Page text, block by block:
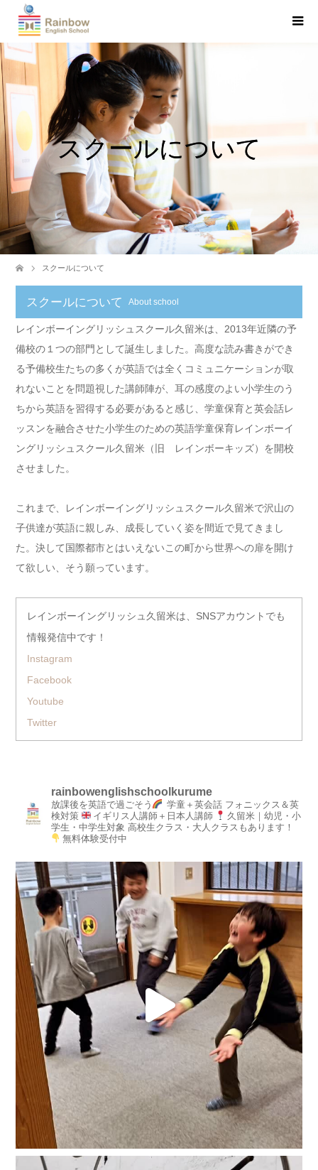
スクールについて
スクールについて
スクールについて About school
レインボーイングリッシュスクール久留米は、2013年近隣の予
備校の１つの部門として誕生しました。高度な読み書きができ
る予備校生たちの多くが英語では全くコミュニケーションが取
れないことを問題視した講師陣が、耳の感度のよい小学生のう
ちから英語を習得する必要があると感じ、学童保育と英会話レ
ッスンを融合させた小学生のための英語学童保育レインボーイ
ングリッシュスクール久留米（旧 レインボーキッズ）を開校
させました。
これまで、レインボーイングリッシュスクール久留米で沢山の
子供達が英語に親しみ、成長していく姿を間近で見てきまし
た。決して国際都市とはいえないこの町から世界への扉を開け
て欲しい、そう願っています。
レインボーイングリッシュ久留米は、SNSアカウントでも
情報発信中です！
Instagram
Facebook
Youtube
Twitter
rainbowenglishschoolkurume
放課後を英語で過ごそう 学童＋英会話 フォニックス＆英
検対策
イギリス人講師＋日本人講師
久留米｜幼児・小
学生・中学生対象 高校生クラス・大人クラスもあります！
無料体験受付中